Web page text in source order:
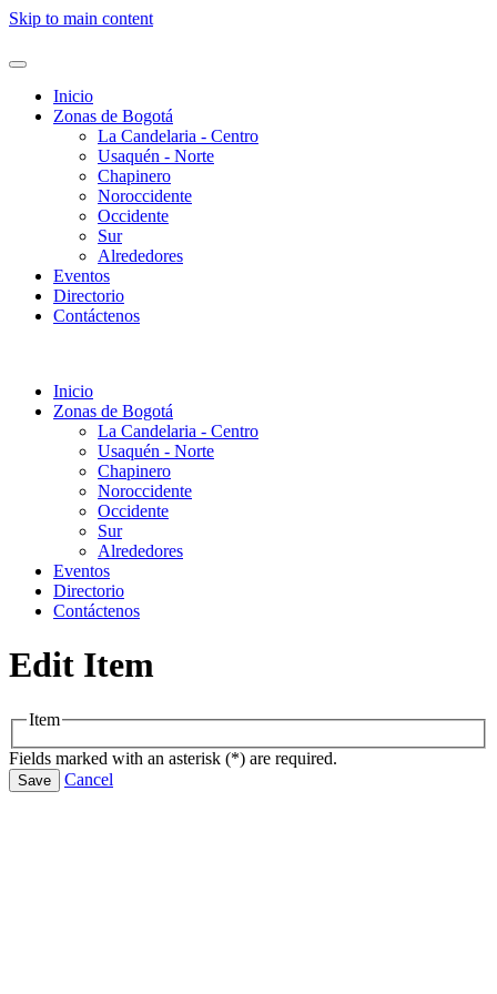
Skip to main content
Inicio
Zonas de Bogotá
La Candelaria - Centro
Usaquén - Norte
Chapinero
Noroccidente
Occidente
Sur
Alrededores
Eventos
Directorio
Contáctenos
Inicio
Zonas de Bogotá
La Candelaria - Centro
Usaquén - Norte
Chapinero
Noroccidente
Occidente
Sur
Alrededores
Eventos
Directorio
Contáctenos
Edit Item
Item
Fields marked with an asterisk (*) are required.
Save Cancel